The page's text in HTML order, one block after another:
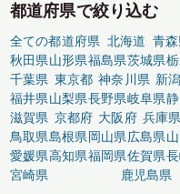
都道府県で絞り込む
全ての都道府県 北海道 青
秋田県山形県福島県茨城県
千葉県 東京都 神奈川県 新
福井県山梨県長野県岐阜県
滋賀県 京都府 大阪府 兵庫県
鳥取県島根県岡山県広島県
愛媛県高知県福岡県佐賀県
宮崎県
鹿児島県